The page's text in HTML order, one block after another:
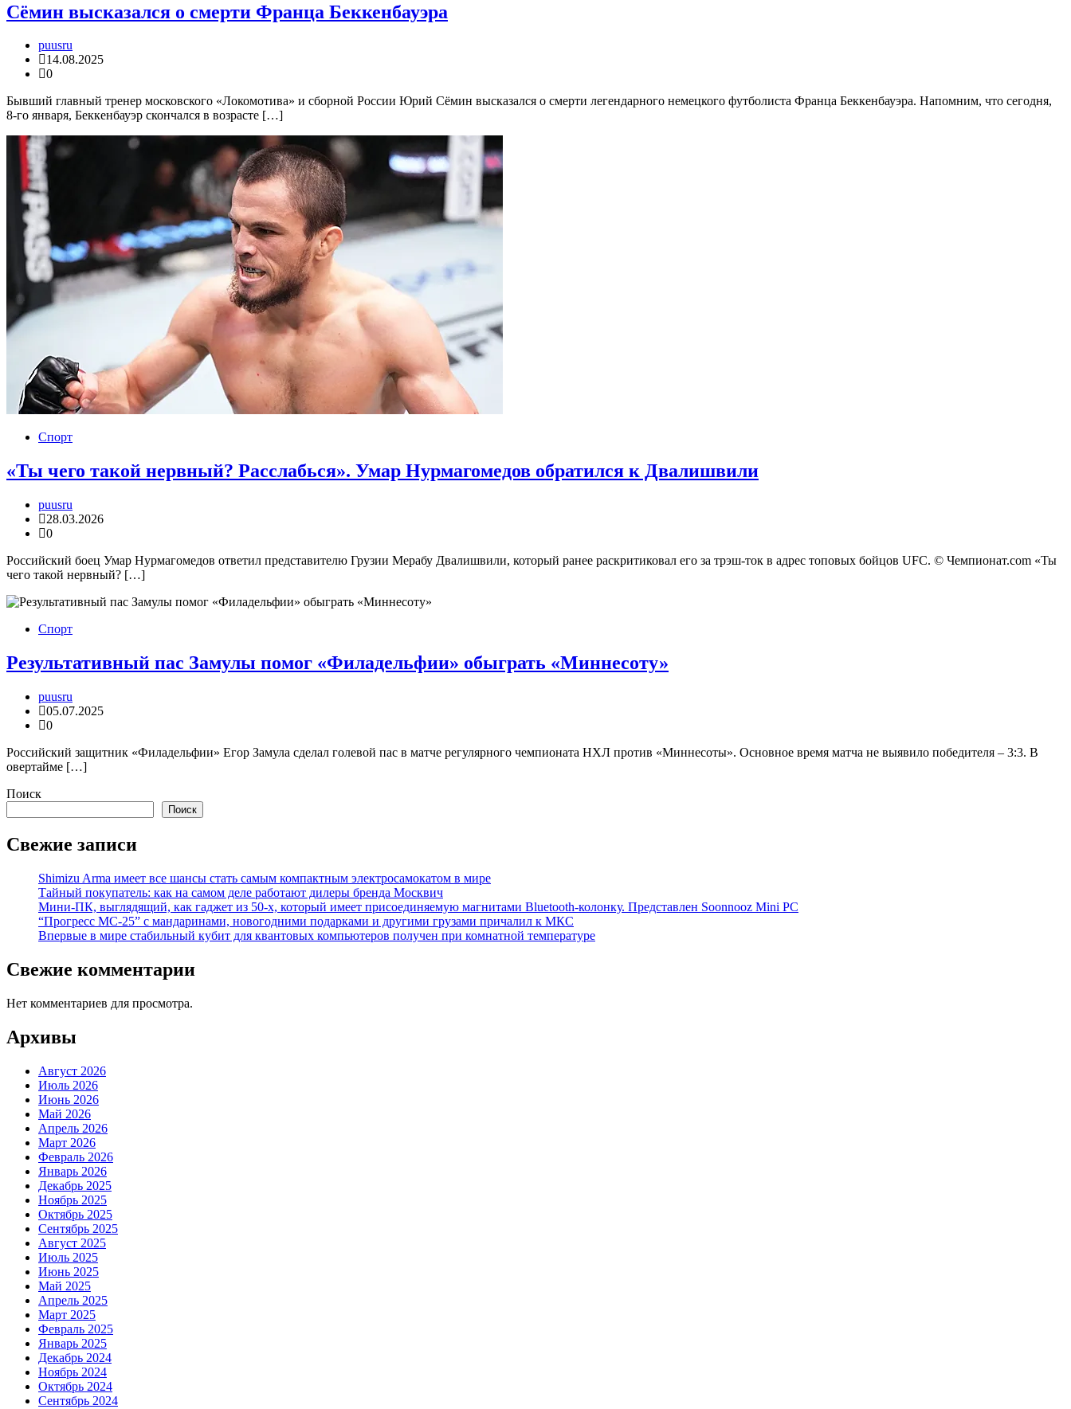
Сёмин высказался о смерти Франца Беккенбауэра
puusru
14.08.2025
0
Бывший главный тренер московского «Локомотива» и сборной России Юрий Сёмин высказался о смерти легендарного немецкого футболиста Франца Беккенбауэра. Напомним, что сегодня,
8-го января, Беккенбауэр скончался в возрасте […]
Спорт
«Ты чего такой нервный? Расслабься». Умар Нурмагомедов обратился к Двалишвили
puusru
28.03.2026
0
Российский боец Умар Нурмагомедов ответил представителю Грузии Мерабу Двалишвили, который ранее раскритиковал его за трэш-ток в адрес топовых бойцов UFC. © Чемпионат.com «Ты
чего такой нервный? […]
Спорт
Результативный пас Замулы помог «Филадельфии» обыграть «Миннесоту»
puusru
05.07.2025
0
Российский защитник «Филадельфии» Егор Замула сделал голевой пас в матче регулярного чемпионата НХЛ против «Миннесоты». Основное время матча не выявило победителя – 3:3. В
овертайме […]
Поиск
Поиск
Свежие записи
Shimizu Arma имеет все шансы стать самым компактным электросамокатом в мире
Тайный покупатель: как на самом деле работают дилеры бренда Москвич
Мини-ПК, выглядящий, как гаджет из 50-х, который имеет присоединяемую магнитами Bluetooth-колонку. Представлен Soonnooz Mini PC
“Прогресс МС-25” с мандаринами, новогодними подарками и другими грузами причалил к МКС
Впервые в мире стабильный кубит для квантовых компьютеров получен при комнатной температуре
Свежие комментарии
Нет комментариев для просмотра.
Архивы
Август 2026
Июль 2026
Июнь 2026
Май 2026
Апрель 2026
Март 2026
Февраль 2026
Январь 2026
Декабрь 2025
Ноябрь 2025
Октябрь 2025
Сентябрь 2025
Август 2025
Июль 2025
Июнь 2025
Май 2025
Апрель 2025
Март 2025
Февраль 2025
Январь 2025
Декабрь 2024
Ноябрь 2024
Октябрь 2024
Сентябрь 2024